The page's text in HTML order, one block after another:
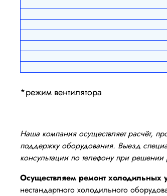
*режим вентилятора
Наша компания осуществляет расчёт,
поддержку оборудования. Выезд
консультации по телефону при
Осуществляем ремонт холодильных
нестандартного холодильного